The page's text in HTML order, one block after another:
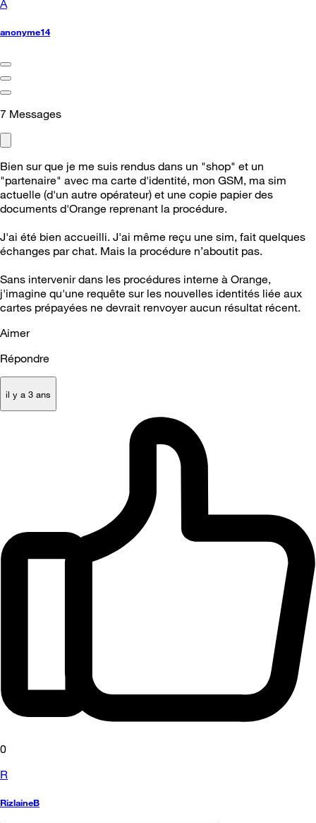
A
anonyme14
7 Messages
Bien sur que je me suis rendus dans un "shop" et un
"partenaire" avec ma carte d'identité, mon GSM, ma sim
actuelle (d'un autre opérateur) et une copie papier des
documents d'Orange reprenant la procédure.
J'ai été bien accueilli. J'ai même reçu une sim, fait quelques
échanges par chat. Mais la procédure n’aboutit pas.
Sans intervenir dans les procédures interne à Orange,
j'imagine qu'une requête sur les nouvelles identités liée aux
cartes prépayées ne devrait renvoyer aucun résultat récent.
Aimer
Répondre
il y a 3 ans
0
R
RizlaineB